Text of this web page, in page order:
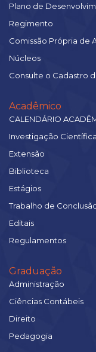
Plano de
Regimento
Comissão Própria de
Núcleos
Consulte o Cadastro
Acadêmico
CALENDÁRIO
Investigação Científica
Extensão
Biblioteca
Estágios
Trabalho de
Editais
Regulamentos
Graduação
Administração
Ciências Contábeis
Direito
Pedagogia